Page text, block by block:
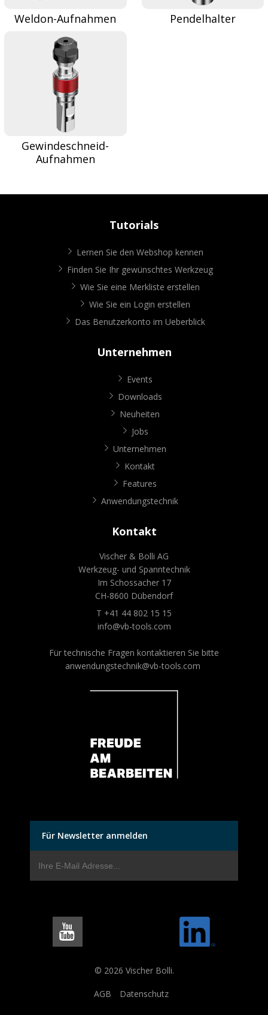
Weldon-Aufnahmen Pendelhalter
Gewindeschneid-
Aufnahmen
Tutorials
Lernen Sie den Webshop kennen
Finden Sie Ihr gewünschtes Werkzeug
Wie Sie eine Merkliste erstellen
Wie Sie ein Login erstellen
Das Benutzerkonto im Ueberblick
Unternehmen
Events
Downloads
Neuheiten
Jobs
Unternehmen
Kontakt
Features
Anwendungstechnik
Kontakt
Vischer & Bolli AG
Werkzeug- und Spanntechnik
Im Schossacher 17
CH-8600 Dübendorf
T +41 44 802 15 15
info@vb-tools.com
Für technische Fragen kontaktieren Sie bitte
anwendungstechnik@vb-tools.com
Für Newsletter anmelden
© 2026 Vischer Bolli.
AGB Datenschutz